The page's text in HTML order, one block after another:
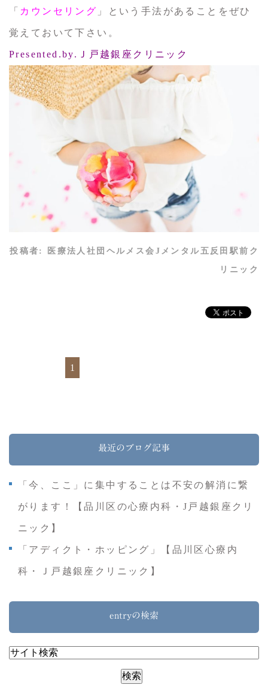
「 カウンセリング 」という手法があることをぜひ
覚えておいて下さい。
Presented.by.Ｊ戸越銀座クリニック
投稿者: 医療法人社団ヘルメス会Jメンタル五反田駅前ク
リニック
1
最近のブログ記事
「今、ここ」に集中することは不安の解消に繋
がります！【品川区の心療内科・J戸越銀座クリ
ニック】
「アディクト・ホッピング」【品川区心療内
科・Ｊ戸越銀座クリニック】
entryの検索